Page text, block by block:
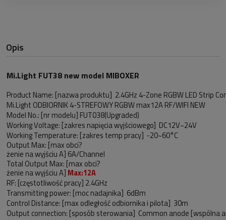
Opis
Mi.Light FUT38 new model MIBOXER
Product Name: [nazwa produktu] 2.4GHz 4-Zone RGBW LED Strip
Mi.Light ODBIORNIK 4-STREFOWY RGBW max12A RF/WIFI NEW
Model No.: [nr modelu] FUT038(Upgraded)
Working Voltage: [zakres napięcia wyjściowego] DC12V~24V
Working Temperature: [zakres temp pracy] -20~60°C
Output Max: [max obci?
żenie na wyjściu A] 6A/Channel
Total Output Max: [max obci?
żenie na wyjściu A] Max:12A
RF: [częstotliwość pracy] 2.4GHz
Transmitting power: [moc nadajnika] 6dBm
Control Distance: [max odległość odbiornika i pilota] 30m
Output connection: [sposób sterowania] Common anode [wspólna